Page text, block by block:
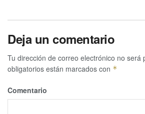
Deja un comentario
Tu dirección de correo electrónico no será
obligatorios están marcados con *
Comentario